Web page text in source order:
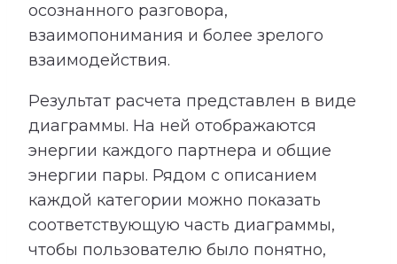
осознанного разговора,
взаимопонимания и более зрелого
взаимодействия.
Результат расчета представлен в виде
диаграммы. На ней отображаются
энергии каждого партнера и общие
энергии пары. Рядом с описанием
каждой категории можно показать
соответствующую часть диаграммы,
чтобы пользователю было понятно,